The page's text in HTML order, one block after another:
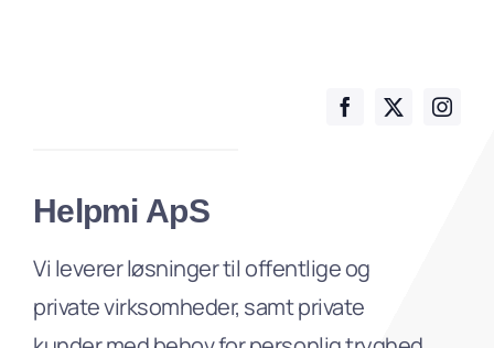
Helpmi ApS
Vi leverer løsninger til offentlige og
private virksomheder, samt private